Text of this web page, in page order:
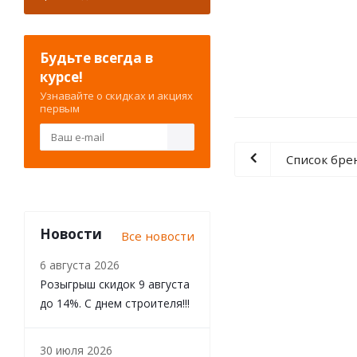
Список
Будьте всегда в
курсе!
Узнавайте о скидках и акциях
первым
Новости Все новости
6 августа 2026
Розыгрыш скидок 9 августа
до 14%. С днем строителя!!!
30 июля 2026